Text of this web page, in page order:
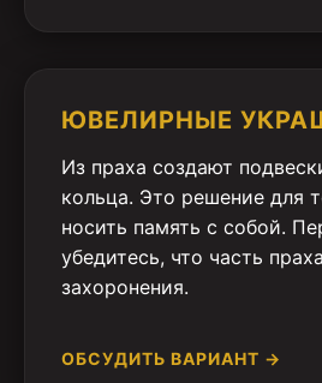
ЮВЕЛИРНЫЕ
Из праха создают
кольца. Это решение для
носить память с собой.
убедитесь, что часть
захоронения.
ОБСУДИТЬ ВАРИАНТ →